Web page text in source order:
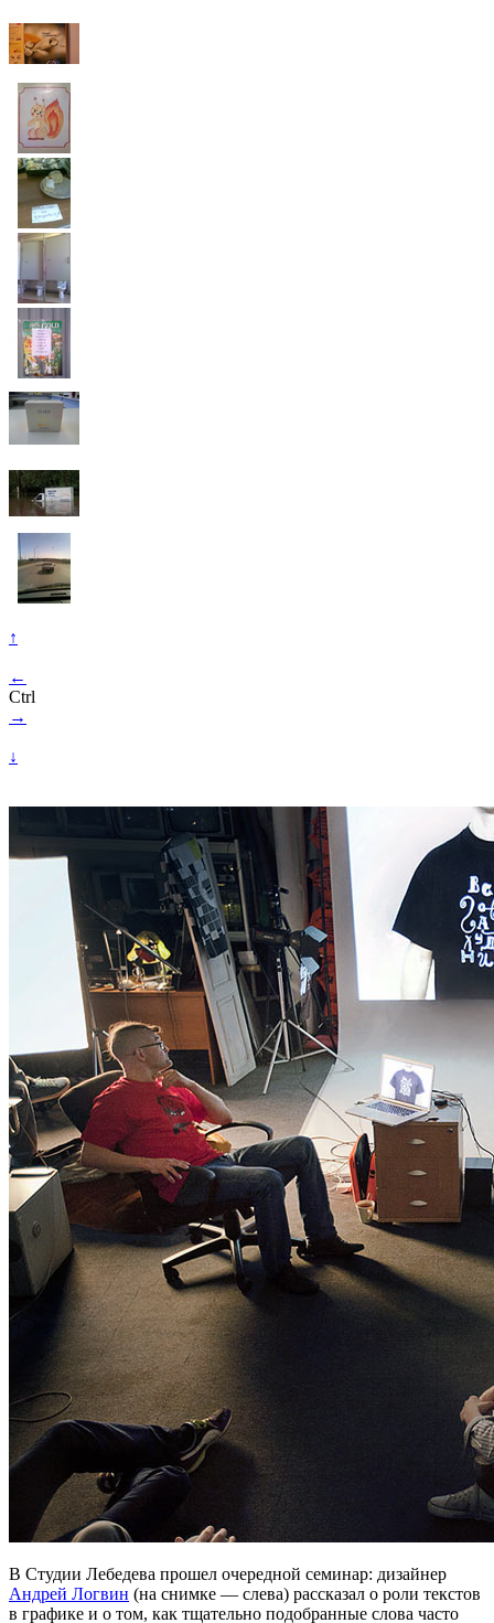
↑
←
Ctrl
→
↓
В Студии Лебедева прошел очередной семинар: дизайнер
Андрей Логвин (на снимке — слева) рассказал о роли текстов
в графике и о том, как тщательно подобранные слова часто